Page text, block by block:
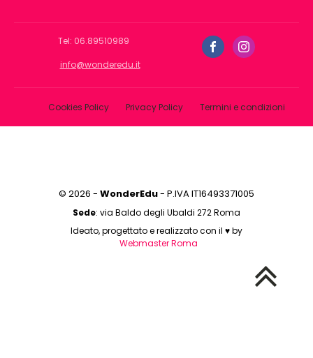
Tel: 06.89510989
info@wonderedu.it
Cookies Policy Privacy Policy Termini e condizioni
© 2026 - WonderEdu- P.IVA IT16493371005
Sede: via Baldo degli Ubaldi 272 Roma
Ideato, progettato e realizzato con il ♥ by
Webmaster Roma